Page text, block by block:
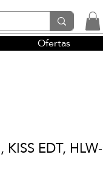
y la perfumería árabe
Ofertas
EDT,